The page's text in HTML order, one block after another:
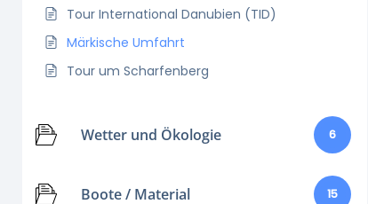
Tour International Danubien (TID)
Märkische Umfahrt
Tour um Scharfenberg
Wetter und Ökologie 6
Boote / Material 15